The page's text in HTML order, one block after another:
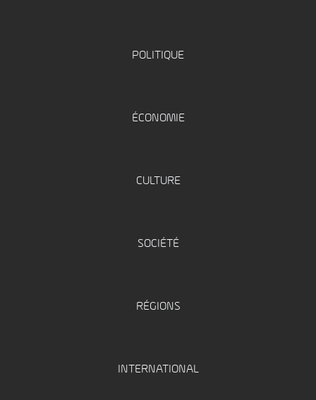
POLITIQUE
ÉCONOMIE
CULTURE
SOCIÉTÉ
RÉGIONS
INTERNATIONAL